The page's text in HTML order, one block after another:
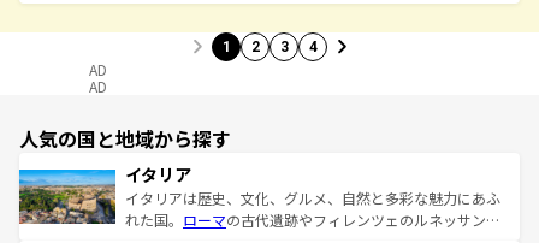
1 2 3 4
AD
AD
人気の国と地域から探す
イタリア
イタリアは歴史、文化、グルメ、自然と多彩な魅力にあふ
れた国。 ローマの古代遺跡やフィレンツェのルネッサンス